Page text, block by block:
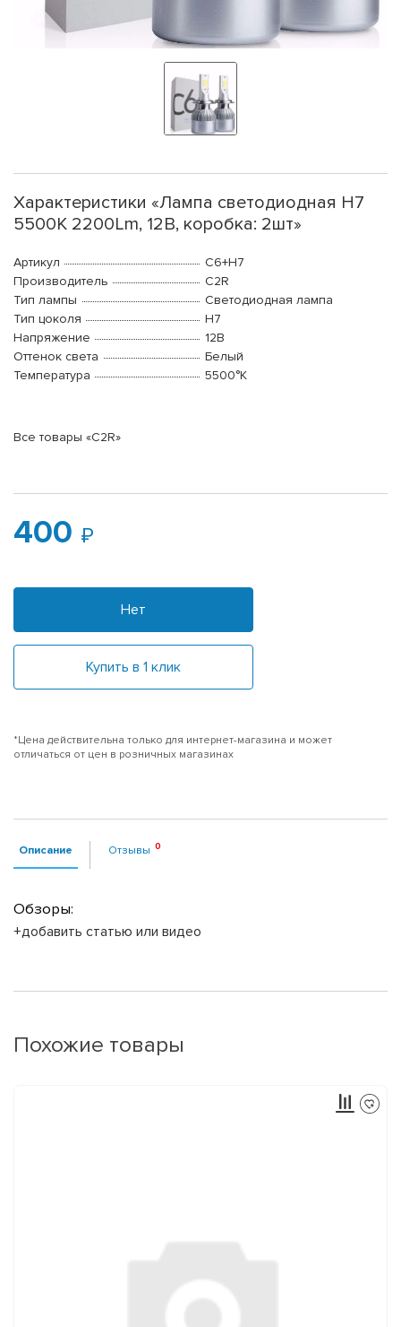
Характеристики «Лампа светодиодная H7
5500K 2200Lm, 12В, коробка: 2шт»
Артикул
С6+H7
Производитель
C2R
Тип лампы
Светодиодная лампа
Тип цоколя
H7
Напряжение
12В
Оттенок света
Белый
Температура
5500°K
Все товары «C2R»
400
Нет
Купить в 1 клик
*Цена действительна только для интернет-магазина и может
отличаться от цен в розничных магазинах
Описание Отзывы
Обзоры:
+добавить статью или видео
Похожие товары